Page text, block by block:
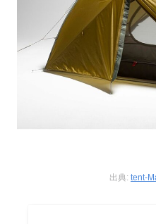
出典: tent-